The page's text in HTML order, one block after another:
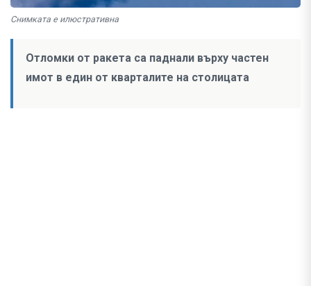
Снимката е илюстративна
Отломки от ракета са паднали върху частен
имот в един от кварталите на столицата